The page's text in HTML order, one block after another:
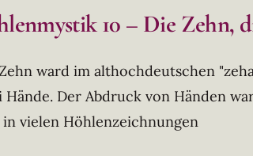
10 – Die Zehn,
ward im althochdeutschen
Hände. Der Abdruck von Händen
in vielen Höhlenzeichnungen